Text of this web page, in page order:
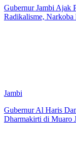
Gubernur Jambi Ajak
Radikalisme,
Jambi
Gubernur Al Haris
Dharmakirti di Muaro